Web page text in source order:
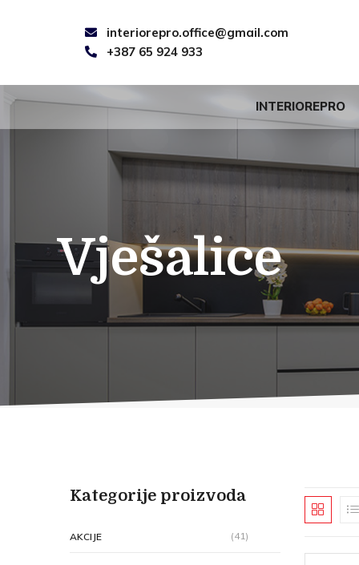
interiorepro.office@gmail.com
+387 65 924 933
INTERIOREPRO
Vješalice
Kategorije proizvoda
AKCIJE (41)